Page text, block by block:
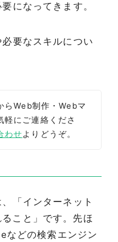
になってきます。
要なスキルについ
らWeb制作・Webマ
軽にご連絡くださ
わせよりどうぞ。
「インターネット
こと」です。先ほ
などの検索エンジン